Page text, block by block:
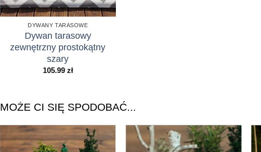
DYWANY TARASOWE
Dywan tarasowy
zewnętrzny prostokątny
szary
105.99 zł
MOŻE CI SIĘ SPODOBAĆ...